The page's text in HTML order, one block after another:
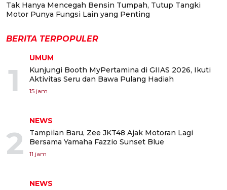
Tak Hanya Mencegah Bensin Tumpah, Tutup Tangki
Motor Punya Fungsi Lain yang Penting
BERITA TERPOPULER
1
UMUM
Kunjungi Booth MyPertamina di GIIAS 2026, Ikuti
Aktivitas Seru dan Bawa Pulang Hadiah
15 jam
2
NEWS
Tampilan Baru, Zee JKT48 Ajak Motoran Lagi
Bersama Yamaha Fazzio Sunset Blue
11 jam
NEWS